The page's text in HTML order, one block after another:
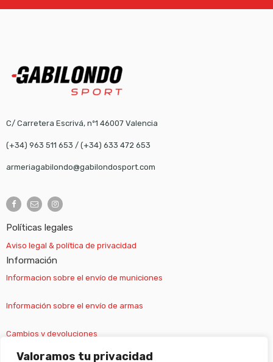
Valoramos tu privacidad
C/ Carretera Escrivá, nº1 46007 Valencia
(+34) 963 511 653 / (+34) 633 472 653
armeriagabilondo@gabilondosport.com
Políticas legales
Aviso legal & política de privacidad
Información
Informacion sobre el envío de municiones
Información sobre el envío de armas
Cambios y devoluciones